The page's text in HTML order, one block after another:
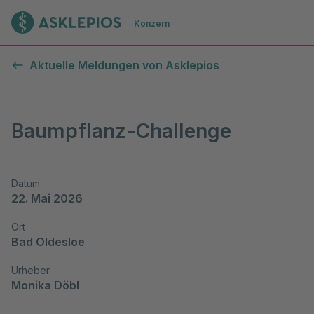
Zur Startseite
Konzern
Aktuelle Meldungen von Asklepios
Baumpflanz-Challenge
Datum
22. Mai 2026
Ort
Bad Oldesloe
Urheber
Monika Döbl